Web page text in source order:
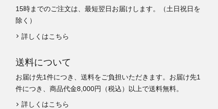
15時までのご注文は、最短翌日お届けします。（土日祝日を
除く）
詳しくはこちら
送料について
お届け先1件につき、送料をご負担いただきます。お届け先1
件につき、商品代金8,000円（税込）以上で送料無料。
詳しくはこちら